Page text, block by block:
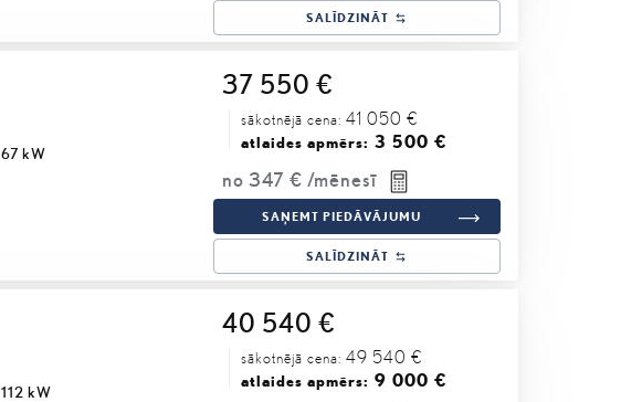
SALĪDZINĀT
37 550 €
sākotnējā cena: 41 050 €
atlaides apmērs: 3 500 €
no 347 € /mēnesī
67 kW
SAŅEMT PIEDĀVĀJUMU
SALĪDZINĀT
40 540 €
sākotnējā cena: 49 540 €
atlaides apmērs: 9 000 €
112 kW